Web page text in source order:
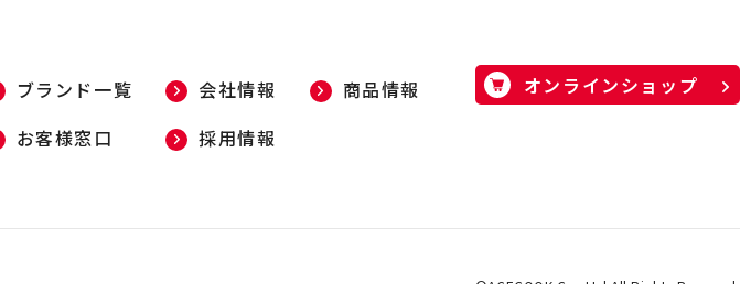
ブランド一覧 会社情報
商品情報
お客様窓口 採用情報
オンラインショップ